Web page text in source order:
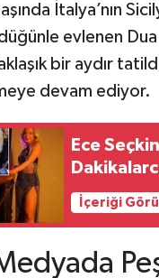
İtalya’nın
evlenen Dua
bir aydır
devam ediyor.
Ece
İçeriği